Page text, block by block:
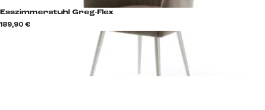
Esszimmerstuhl Greg-Flex
189,90 €